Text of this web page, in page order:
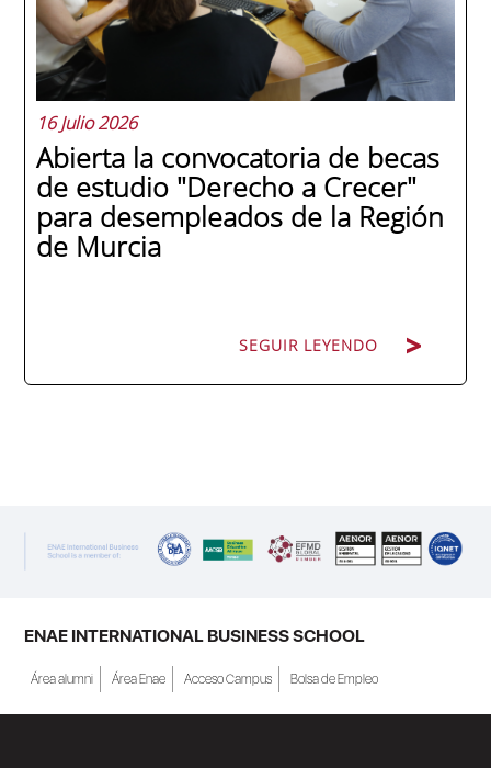
Generac Power Systems en Estados Unidos
y antiguo alumno...
16 Julio 2026
Abierta la convocatoria de becas
de estudio "Derecho a Crecer"
para desempleados de la Región
de Murcia
SEGUIR LEYENDO
a Crecer". El programa está dirigido a
personas inscritas como demandantes de
becas de estudio parciales (50%), además
de al menos una beca...
ENAE INTERNATIONAL BUSINESS SCHOOL
Área alumni Área Enae Acceso Campus Bolsa de Empleo